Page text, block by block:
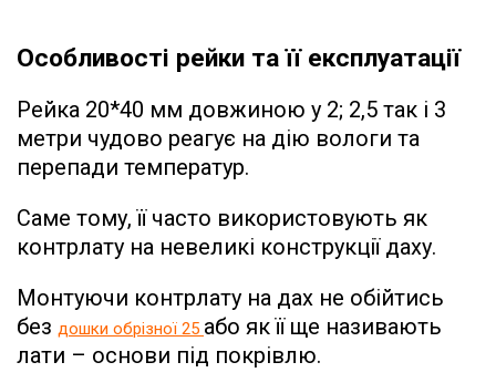
Особливості рейки та її експлуатації
Рейка 20*40 мм довжиною у 2; 2,5 так і 3
метри чудово реагує на дію вологи та
перепади температур.
Саме тому, її часто використовують як
контрлату на невеликі конструкції даху.
Монтуючи контрлату на дах не обійтись
без дошки обрізної 25 або як її ще називають
лати – основи під покрівлю.